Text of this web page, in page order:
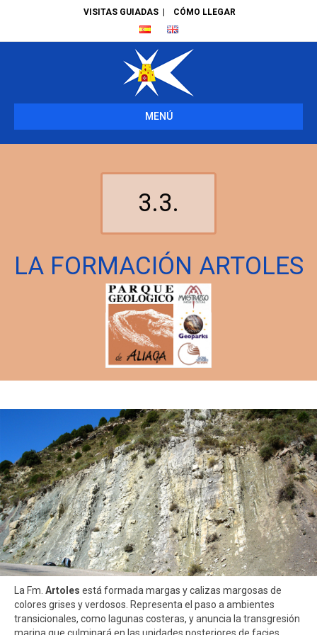
VISITAS GUIADAS CÓMO LLEGAR
MENÚ
3.3.
LA FORMACIÓN ARTOLES
La Fm. Artoles está formada margas y calizas margosas de
colores grises y verdosos. Representa el paso a ambientes
transicionales, como lagunas costeras, y anuncia la transgresión
marina que culminará en las unidades posteriores de facies